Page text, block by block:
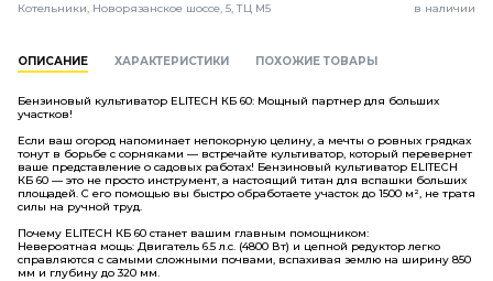
Котельники, Новорязанское шоссе, 5, ТЦ М5 в наличии
ОПИСАНИЕ ХАРАКТЕРИСТИКИ ПОХОЖИЕ ТОВАРЫ
Бензиновый культиватор ELITECH КБ 60: Мощный партнер для больших
участков!
Если ваш огород напоминает непокорную целину, а мечты о ровных грядках
тонут в борьбе с сорняками — встречайте культиватор, который перевернет
ваше представление о садовых работах! Бензиновый культиватор ELITECH
КБ 60 — это не просто инструмент, а настоящий титан для вспашки больших
площадей. С его помощью вы быстро обработаете участок до 1500 м², не тратя
силы на ручной труд.
Почему ELITECH КБ 60 станет вашим главным помощником:
Невероятная мощь: Двигатель 6.5 л.с. (4800 Вт) и цепной редуктор легко
справляются с самыми сложными почвами, вспахивая землю на ширину 850
мм и глубину до 320 мм.